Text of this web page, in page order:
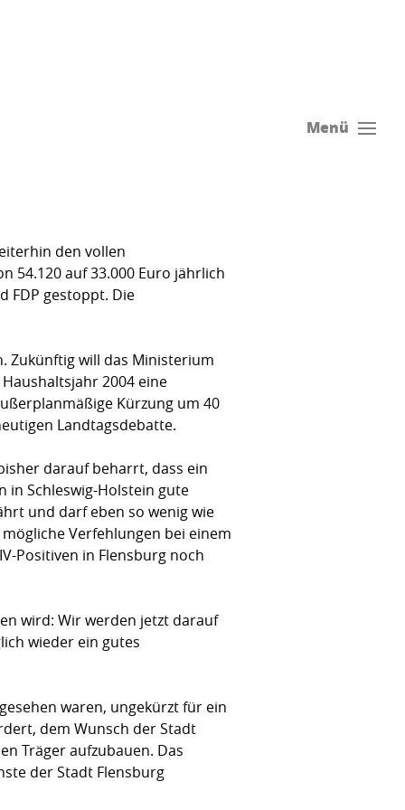
Menü
den vollen
auf 33.000 Euro jährlich 
FDP ge­stoppt. Die
Zukünftig will das Ministerium
2004 eine
Kürzung um 40
Landtagsdebatte.
darauf beharrt, dass ein
in Schleswig-Holstein gute
und darf eben so wenig wie
Verfehlungen bei einem
Positiven in Flensburg noch
wird: Wir werden jetzt darauf
wieder ein gutes
waren, ungekürzt für ein
dem Wunsch der Stadt
Träger aufzubauen. Das
der Stadt Flensburg